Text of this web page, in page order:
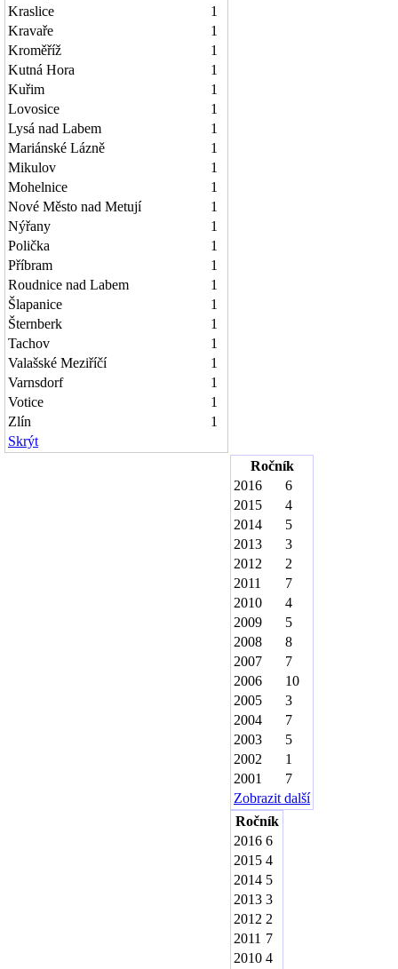
Kraslice
1
Kravaře
1
Kroměříž
1
Kutná Hora
1
Kuřim
1
Lovosice
1
Lysá nad Labem
1
Mariánské Lázně
1
Mikulov
1
Mohelnice
1
Nové Město nad Metují
1
Nýřany
1
Polička
1
Příbram
1
Roudnice nad Labem
1
Šlapanice
1
Šternberk
1
Tachov
1
Valašské Meziříčí
1
Varnsdorf
1
Votice
1
Zlín
1
Skrýt
Ročník
2016
6
2015
4
2014
5
2013
3
2012
2
2011
7
2010
4
2009
5
2008
8
2007
7
2006
10
2005
3
2004
7
2003
5
2002
1
2001
7
Zobrazit další
Ročník
2016 6
2015 4
2014 5
2013 3
2012 2
2011 7
2010 4